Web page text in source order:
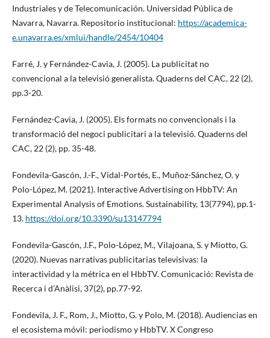
Industriales y de Telecomunicación. Universidad Pública de
Navarra, Navarra. Repositorio institucional: https://academica-
e.unavarra.es/xmlui/handle/2454/10404
Farré, J. y Fernández-Cavia, J. (2005). La publicitat no
convencional a la televisió generalista. Quaderns del CAC, 22 (2),
pp.3-20.
Fernández-Cavia, J. (2005). Els formats no convencionals i la
transformació del negoci publicitari a la televisió. Quaderns del
CAC, 22 (2), pp. 35-48.
Fondevila-Gascón, J.-F., Vidal-Portés, E., Muñoz-Sánchez, O. y
Polo-López, M. (2021). Interactive Advertising on HbbTV: An
Experimental Analysis of Emotions. Sustainability, 13(7794), pp.1-
13. https://doi.org/10.3390/su13147794
Fondevila-Gascón, J.F., Polo-López, M., Vilajoana, S. y Miotto, G.
(2020). Nuevas narrativas publicitarias televisivas: la
interactividad y la métrica en el HbbTV. Comunicació: Revista de
Recerca i d’Anàlisi, 37(2), pp.77-92.
Fondevila, J. F., Rom, J., Miotto, G. y Polo, M. (2018). Audiencias en
el ecosistema móvil: periodismo y HbbTV. X Congreso